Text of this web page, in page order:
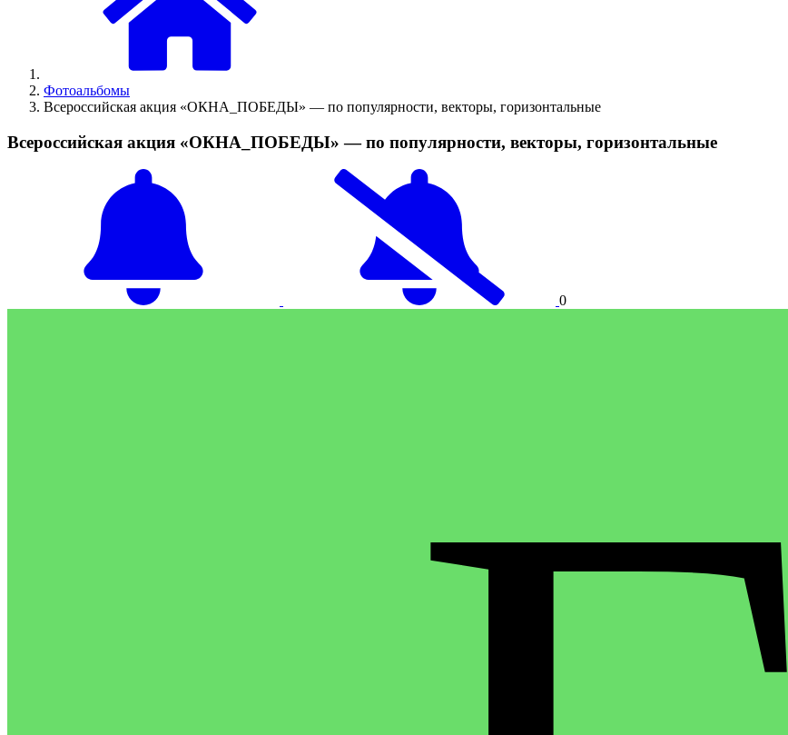
Фотоальбомы
Всероссийская акция «ОКНА_ПОБЕДЫ» — по популярности, векторы, горизонтальные
Всероссийская акция «ОКНА_ПОБЕДЫ» — по популярности, векторы, горизонтальные
0